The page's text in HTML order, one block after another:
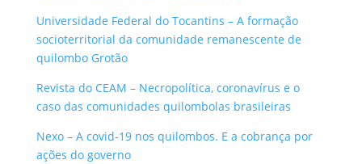
Universidade Federal do Tocantins – A formação
socioterritorial da comunidade remanescente de
quilombo Grotão
Revista do CEAM – Necropolítica, coronavírus e o
caso das comunidades quilombolas brasileiras
Nexo – A covid-19 nos quilombos. E a cobrança por
ações do governo